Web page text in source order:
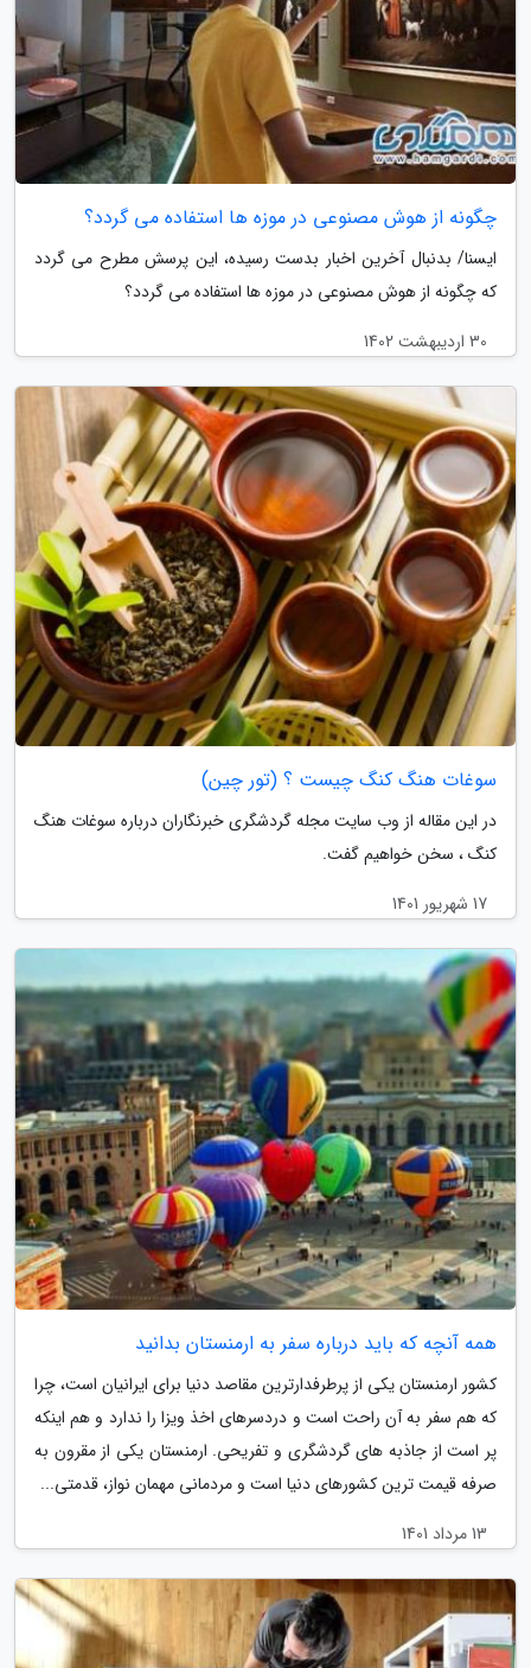
چگونه از هوش مصنوعی در موزه ها استفاده می گردد؟
ایسنا/ بدنبال آخرین اخبار بدست رسیده، این پرسش مطرح می گردد
که چگونه از هوش مصنوعی در موزه ها استفاده می گردد؟
30 اردیبهشت 1402
سوغات هنگ کنگ چیست ؟ (تور چین)
در این مقاله از وب سایت مجله گردشگری خبرنگاران درباره سوغات هنگ
کنگ ، سخن خواهیم گفت.
17 شهریور 1401
همه آنچه که باید درباره سفر به ارمنستان بدانید
کشور ارمنستان یکی از پرطرفدارترین مقاصد دنیا برای ایرانیان است، چرا
که هم سفر به آن راحت است و دردسرهای اخذ ویزا را ندارد و هم اینکه
پر است از جاذبه های گردشگری و تفریحی. ارمنستان یکی از مقرون به
صرفه قیمت ترین کشورهای دنیا است و مردمانی مهمان نواز، قدمتی...
13 مرداد 1401